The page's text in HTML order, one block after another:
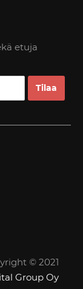
etuja
© 2021
Group Oy